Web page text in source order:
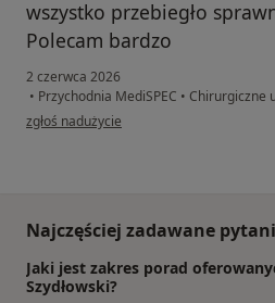
wszystko przebiegło
Polecam bardzo
2 czerwca 2026
• Przychodnia MediSPEC • Chirurgiczne
w opinii użytkownika Grzegorz
zgłoś nadużycie
Najczęściej zadawane
Jaki jest zakres porad
Szydłowski?